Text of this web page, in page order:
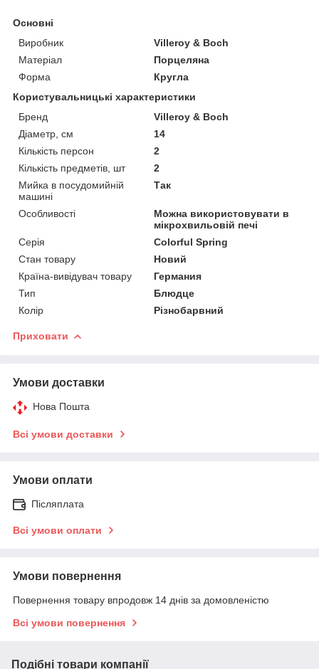
Основні
Виробник
Villeroy & Boch
Матеріал
Порцеляна
Форма
Кругла
Користувальницькі характеристики
Бренд
Villeroy & Boch
Діаметр, см
14
Кількість персон
2
Кількість предметів, шт
2
Мийка в посудомийній
машині
Так
Особливості
Можна використовувати в
мікрохвильовій печі
Серія
Colorful Spring
Стан товару
Новий
Країна-вивідувач товару
Германия
Тип
Блюдце
Колір
Різнобарвний
Приховати
Умови доставки
Нова Пошта
Всі умови доставки
Умови оплати
Післяплата
Всі умови оплати
Умови повернення
Повернення товару впродовж 14 днів за домовленістю
Всі умови повернення
Подібні товари компанії